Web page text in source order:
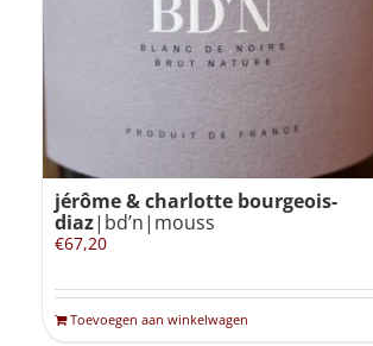
jérôme & charlotte bourgeois-
diaz|bd’n|mouss
€67,20
Toevoegen aan winkelwagen